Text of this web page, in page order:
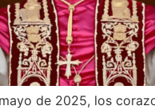
de 2025, los